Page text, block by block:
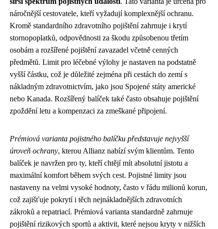
náročnější cestovatele, kteří vyžadují komplexnější ochranu.
Kromě standardního zdravotního pojištění zahrnuje i krytí
stornopoplatků, odpovědnosti za škodu způsobenou třetím
osobám a rozšířené pojištění zavazadel včetně cenných
předmětů. Limit pro léčebné výlohy je nastaven na podstatně
vyšší částku, což je důležité zejména při cestách do zemí s
nákladným zdravotnictvím, jako jsou Spojené státy americké
nebo Kanada. Rozšířený balíček také často obsahuje pojištění
zpoždění letu a kompenzaci za zmeškané připojení.
Prémiová varianta pojistného balíčku představuje nejvyšší
úroveň ochrany, kterou Allianz nabízí svým klientům. Tento
balíček je navržen pro ty, kteří chtějí mít absolutní jistotu a
maximální komfort během svých cest. Pojistné limity jsou
nastaveny na velmi vysoké hodnoty, často v řádu milionů korun,
což zajišťuje pokrytí i těch nejnákladnějších zdravotních
zákroků a repatriací. Prémiová varianta standardně zahrnuje
pojištění rizikových sportů a aktivit, které nejsou kryty v nižších